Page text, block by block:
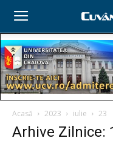
Acasă 2023 iulie 23
Arhive Zilnice: